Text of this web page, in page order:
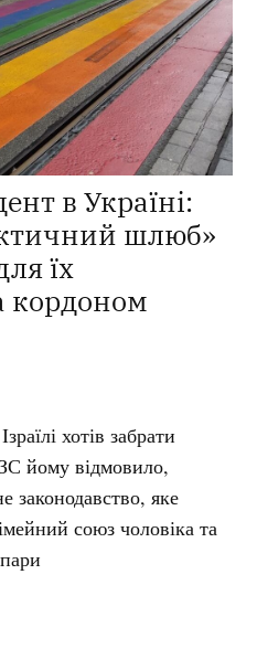
в Україні:
шлюб»
їх
кордоном
хотів забрати
йому відмовило,
законодавство, яке
союз чоловіка та